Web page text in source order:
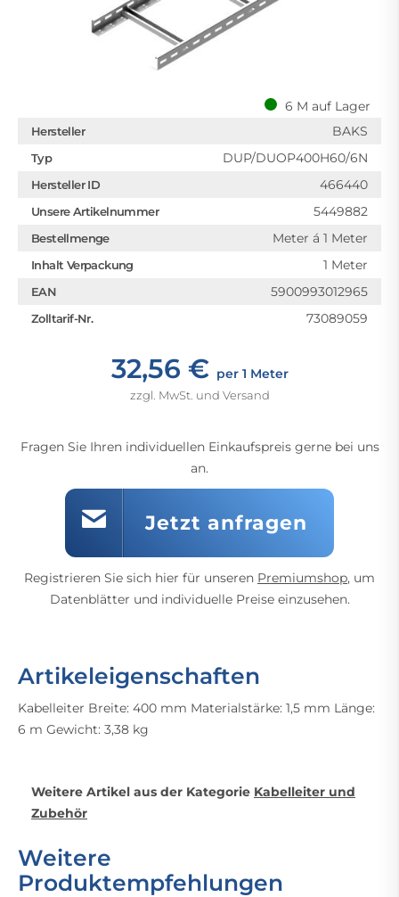
6 M auf Lager
Hersteller BAKS
Typ DUP/DUOP400H60/6N
Hersteller ID 466440
Unsere Artikelnummer 5449882
Bestellmenge Meter á 1 Meter
Inhalt Verpackung 1 Meter
EAN 5900993012965
Zolltarif-Nr. 73089059
32,56 € per 1 Meter
zzgl. MwSt. und Versand
Fragen Sie Ihren individuellen Einkaufspreis gerne bei uns
an.
Jetzt anfragen
Registrieren Sie sich hier für unseren Premiumshop, um
Datenblätter und individuelle Preise einzusehen.
Artikeleigenschaften
Kabelleiter Breite: 400 mm Materialstärke: 1,5 mm Länge:
6 m Gewicht: 3,38 kg
Weitere Artikel aus der Kategorie Kabelleiter und
Zubehör
Weitere
Produktempfehlungen